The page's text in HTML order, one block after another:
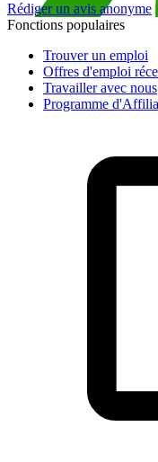
Rédiger un avis anonyme
Fonctions populaires
Trouver un emploi
Offres d'emploi
Travailler avec nous
Programme